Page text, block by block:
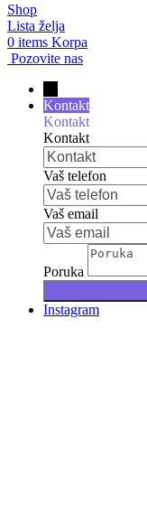
Shop
Lista želja
0 items Korpa
Pozovite nas
Kontakt
Kontakt
Kontakt
Vaš telefon
Vaš email
Poruka
Instagram